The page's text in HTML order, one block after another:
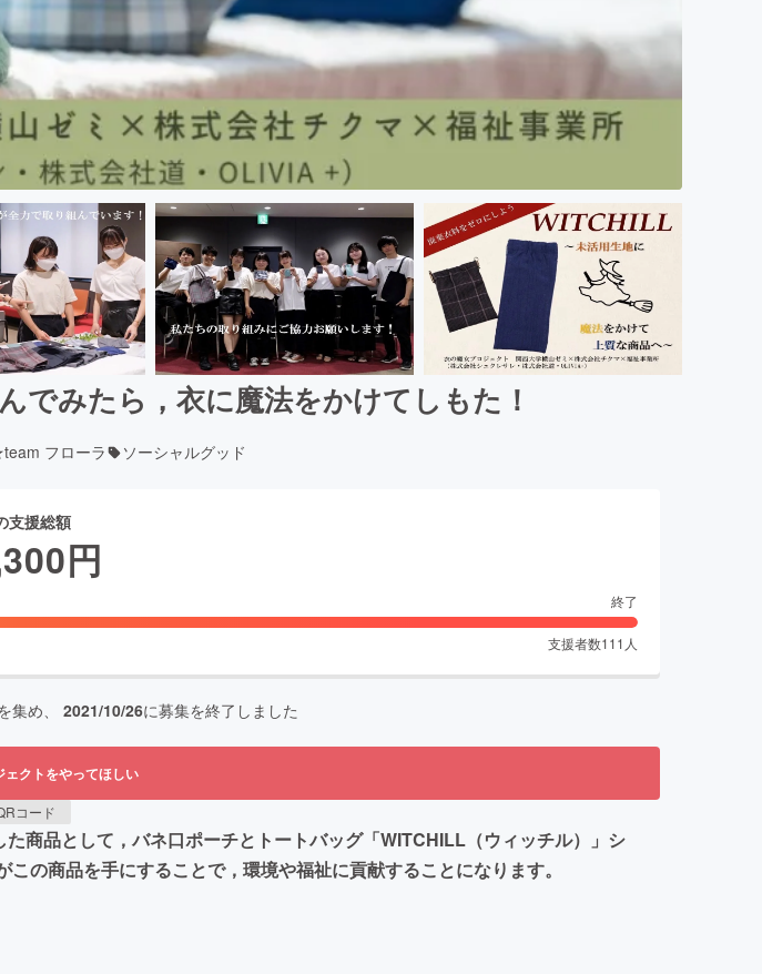
でみたら，衣に魔法をかけてしもた！
フローラ ソーシャルグッド
支援総額
円
終了
支援者数111 人
集め、 2021/10/26に募集を終了しました
ェクトをやってほしい
コード
商品として，バネ口ポーチとトートバッグ「WITCHILL（ウィッチル）」シ
の商品を手にすることで，環境や福祉に貢献することになります。